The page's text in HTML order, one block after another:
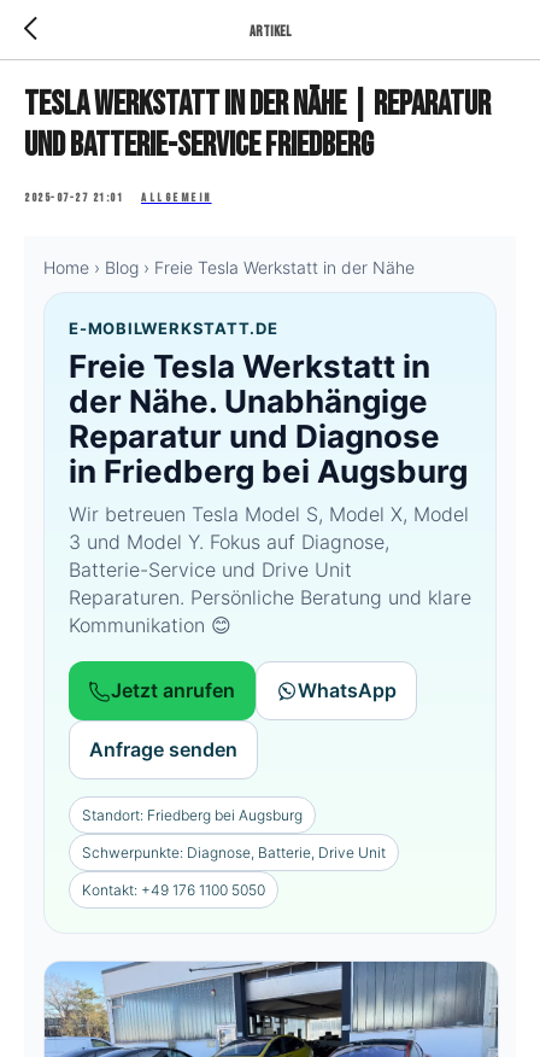
Artikel
Tesla Werkstatt in der Nähe | Reparatur
und Batterie-Service Friedberg
2025-07-27 21:01 ALLGEMEIN
Home › Blog › Freie Tesla Werkstatt in der Nähe
E-MOBILWERKSTATT.DE
Freie Tesla Werkstatt in
der Nähe. Unabhängige
Reparatur und Diagnose
in Friedberg bei Augsburg
Wir betreuen Tesla Model S, Model X, Model
3 und Model Y. Fokus auf Diagnose,
Batterie-Service und Drive Unit
Reparaturen. Persönliche Beratung und klare
Kommunikation 😊
Jetzt anrufen WhatsApp
Anfrage senden
Standort: Friedberg bei Augsburg
Schwerpunkte: Diagnose, Batterie, Drive Unit
Kontakt: +49 176 1100 5050